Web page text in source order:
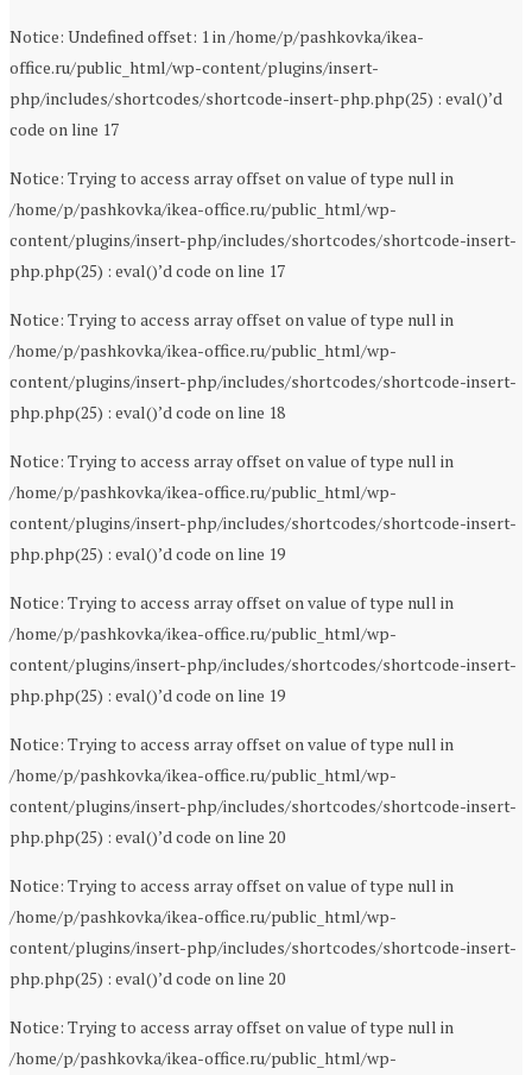
Notice: Undefined offset: 1 in /home/p/pashkovka/ikea-
office.ru/public_html/wp-content/plugins/insert-
php/includes/shortcodes/shortcode-insert-php.php(25) : eval()’d
code on line 17
Notice: Trying to access array offset on value of type null in
/home/p/pashkovka/ikea-office.ru/public_html/wp-
content/plugins/insert-php/includes/shortcodes/shortcode-insert-
php.php(25) : eval()’d code on line 17
Notice: Trying to access array offset on value of type null in
/home/p/pashkovka/ikea-office.ru/public_html/wp-
content/plugins/insert-php/includes/shortcodes/shortcode-insert-
php.php(25) : eval()’d code on line 18
Notice: Trying to access array offset on value of type null in
/home/p/pashkovka/ikea-office.ru/public_html/wp-
content/plugins/insert-php/includes/shortcodes/shortcode-insert-
php.php(25) : eval()’d code on line 19
Notice: Trying to access array offset on value of type null in
/home/p/pashkovka/ikea-office.ru/public_html/wp-
content/plugins/insert-php/includes/shortcodes/shortcode-insert-
php.php(25) : eval()’d code on line 19
Notice: Trying to access array offset on value of type null in
/home/p/pashkovka/ikea-office.ru/public_html/wp-
content/plugins/insert-php/includes/shortcodes/shortcode-insert-
php.php(25) : eval()’d code on line 20
Notice: Trying to access array offset on value of type null in
/home/p/pashkovka/ikea-office.ru/public_html/wp-
content/plugins/insert-php/includes/shortcodes/shortcode-insert-
php.php(25) : eval()’d code on line 20
Notice: Trying to access array offset on value of type null in
/home/p/pashkovka/ikea-office.ru/public_html/wp-